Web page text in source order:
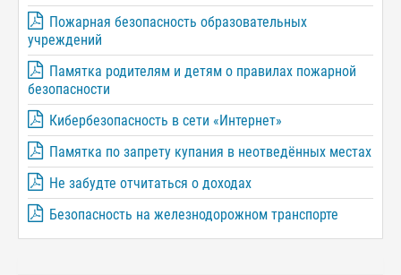
Пожарная безопасность образовательных
учреждений
Памятка родителям и детям о правилах пожарной
безопасности
Кибербезопасность в сети «Интернет»
Памятка по запрету купания в неотведённых местах
Не забудте отчитаться о доходах
Безопасность на железнодорожном транспорте